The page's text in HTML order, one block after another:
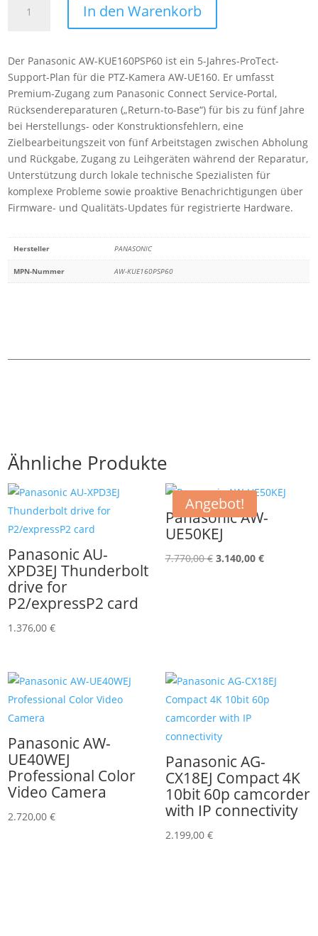
KUE160PSP60
year
ProTect
plans
for
UE160
Menge
In den Warenkorb
Der Panasonic AW-KUE160PSP60 ist ein 5-Jahres-ProTect-
Support-Plan für die PTZ-Kamera AW-UE160. Er umfasst
Premium-Zugang zum Panasonic Connect Service-Portal,
Rücksendereparaturen („Return-to-Base“) für bis zu fünf Jahre
bei Herstellungs- oder Konstruktionsfehlern, eine
Zielbearbeitungszeit von fünf Arbeitstagen zwischen Abholung
und Rückgabe, Zugang zu Leihgeräten während der Reparatur,
Unterstützung durch lokale technische Spezialisten für
komplexe Probleme sowie proaktive Benachrichtigungen über
Firmware- und Qualitäts-Updates für registrierte Hardware.
Hersteller PANASONIC
MPN-Nummer AW-KUE160PSP60
Ähnliche Produkte
Panasonic AU-
XPD3EJ Thunderbolt
drive for
P2/expressP2 card
1.376,00€
Angebot!
Panasonic AW-
UE50KEJ
7.770,00€ Ursprünglicher
3.140,00 €Aktueller
Panasonic AW-
UE40WEJ
Professional Color
Video Camera
2.720,00€
Panasonic AG-
CX18EJ Compact 4K
10bit 60p camcorder
with IP connectivity
2.199,00 €